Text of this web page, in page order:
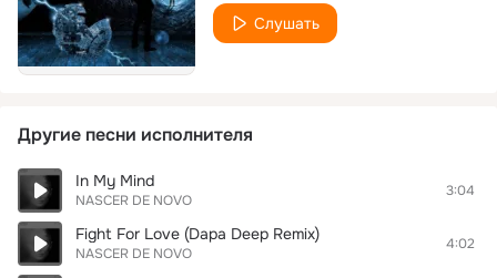
Слушать
Другие песни исполнителя
In My Mind
NASCER DE NOVO
3:04
Fight For Love (Dapa Deep Remix)
NASCER DE NOVO
4:02